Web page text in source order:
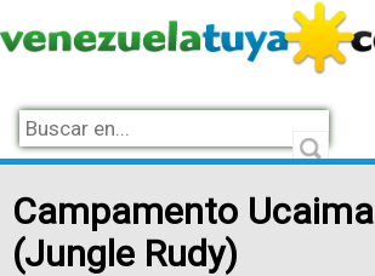
Campamento Ucaima
(Jungle Rudy)